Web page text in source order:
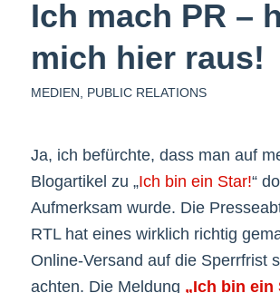
Ich mach PR –
mich hier raus!
MEDIEN PUBLIC RELATIONS
Ja, ich befürchte, dass man auf
Blogartikel zu „Ich bin ein Star!“
Aufmerksam wurde. Die
RTL hat eines wirklich richtig
Online-Versand auf die Sperrfrist
achten. Die Meldung „Ich bin ein